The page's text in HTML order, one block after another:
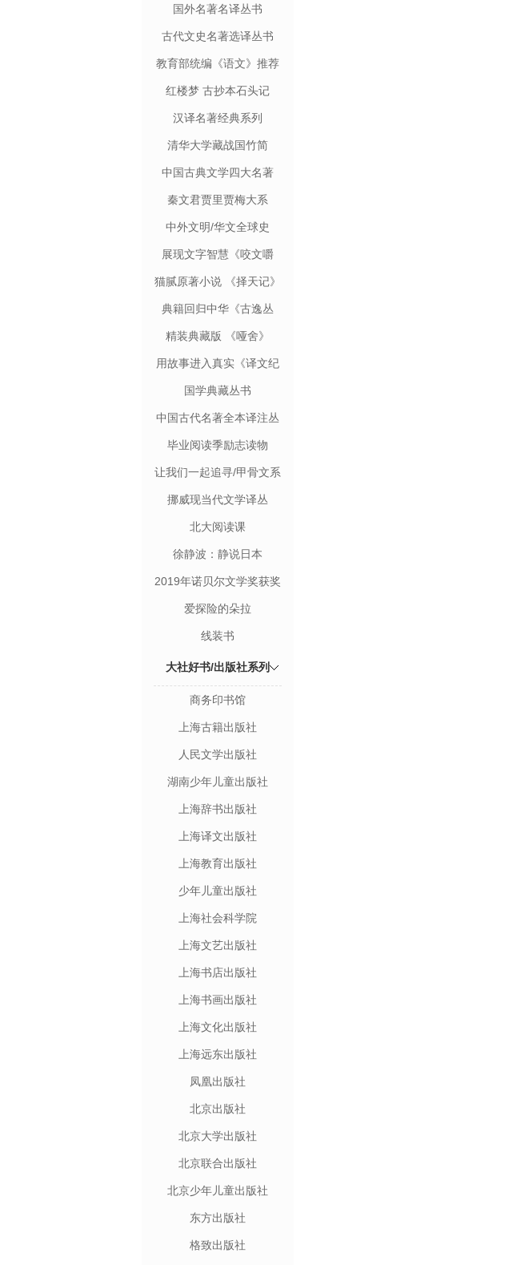
国外名著名译丛书
古代文史名著选译丛书
教育部统编《语文》推荐
阅读丛书
红楼梦 古抄本石头记
汉译名著经典系列
清华大学藏战国竹简
中国古典文学四大名著
秦文君贾里贾梅大系
中外文明/华文全球史
展现文字智慧《咬文嚼
字》
猫腻原著小说 《择天记》
典籍回归中华《古逸丛
精装典藏版 《哑舍》
用故事进入真实《译文纪
实》
国学典藏丛书
中国古代名著全本译注丛
书
毕业阅读季励志读物
让我们一起追寻/甲骨文系
列丛书
挪威现当代文学译丛
北大阅读课
徐静波：静说日本
2019年诺贝尔文学奖获奖
者作品
爱探险的朵拉
线装书
大社好书/出版社系列
商务印书馆
上海古籍出版社
人民文学出版社
湖南少年儿童出版社
上海辞书出版社
上海译文出版社
上海教育出版社
少年儿童出版社
上海社会科学院
上海文艺出版社
上海书店出版社
上海书画出版社
上海文化出版社
上海远东出版社
凤凰出版社
北京出版社
北京大学出版社
北京联合出版社
北京少年儿童出版社
东方出版社
格致出版社